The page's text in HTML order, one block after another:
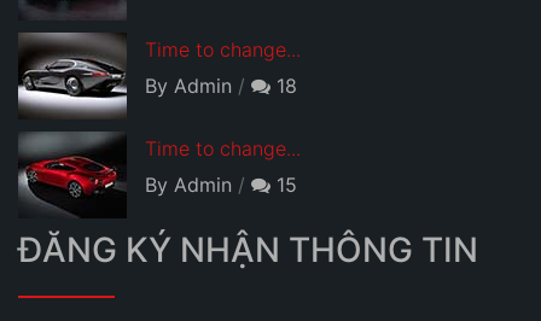
Time to change...
By Admin
18
Time to change...
By Admin
15
ĐĂNG KÝ NHẬN THÔNG TIN